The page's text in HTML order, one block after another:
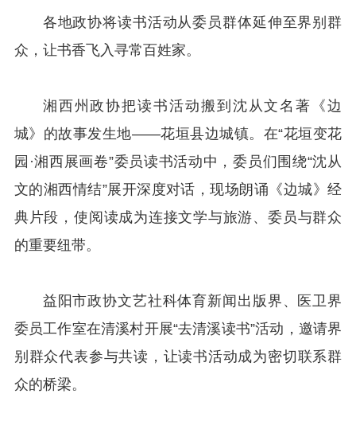
各地政协将读书活动从委员群体延伸至界别群
众，让书香飞入寻常百姓家。
湘西州政协把读书活动搬到沈从文名著《边
城》的故事发生地——花垣县边城镇。在“花垣变花
园·湘西展画卷”委员读书活动中，委员们围绕“沈从
文的湘西情结”展开深度对话，现场朗诵《边城》经
典片段，使阅读成为连接文学与旅游、委员与群众
的重要纽带。
益阳市政协文艺社科体育新闻出版界、医卫界
委员工作室在清溪村开展“去清溪读书”活动，邀请界
别群众代表参与共读，让读书活动成为密切联系群
众的桥梁。